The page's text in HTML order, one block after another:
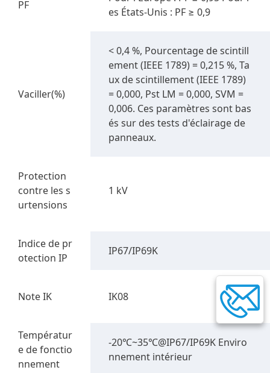
PF
es États-Unis : PF ≥ 0,9
Vaciller(%)
< 0,4 %, Pourcentage de scintill
ement (IEEE 1789) = 0,215 %, Ta
ux de scintillement (IEEE 1789)
= 0,000, Pst LM = 0,000, SVM =
0,006. Ces paramètres sont bas
és sur des tests d'éclairage de
panneaux.
Protection
contre les s
urtensions
1 kV
Indice de pr
otection IP
IP67/IP69K
Note IK IK08
Températur
e de fonctio
nnement
-20℃~35℃@IP67/IP69K Enviro
nnement intérieur